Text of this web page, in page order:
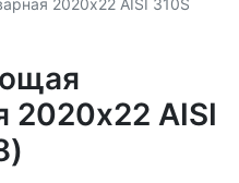
2020х22 AISI